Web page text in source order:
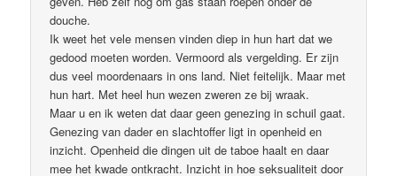
douche.
Ik weet het vele mensen vinden diep in hun hart dat we
gedood moeten worden. Vermoord als vergelding. Er zijn
dus veel moordenaars in ons land. Niet feitelijk. Maar met
hun hart. Met heel hun wezen zweren ze bij wraak.
Maar u en ik weten dat daar geen genezing in schuil gaat.
Genezing van dader en slachtoffer ligt in openheid en
inzicht. Openheid die dingen uit de taboe haalt en daar
mee het kwade ontkracht. Inzicht in hoe seksualiteit door